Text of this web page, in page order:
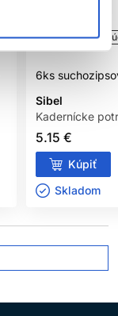
Oficiálna
6ks
Sibel
Kadernícke
5.15 €
Kúpiť
Skladom ㅤ